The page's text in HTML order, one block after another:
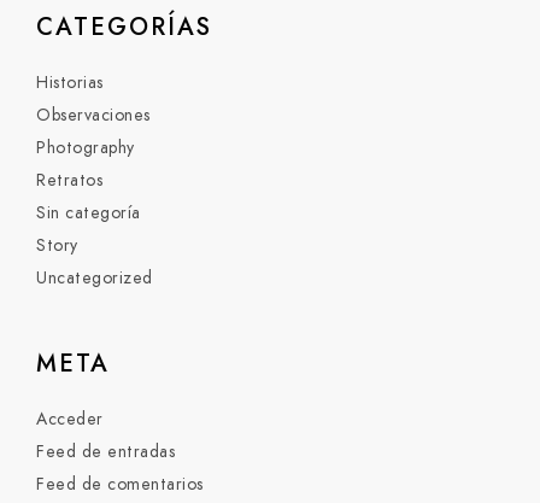
CATEGORÍAS
Historias
Observaciones
Photography
Retratos
Sin categoría
Story
Uncategorized
META
Acceder
Feed de entradas
Feed de comentarios